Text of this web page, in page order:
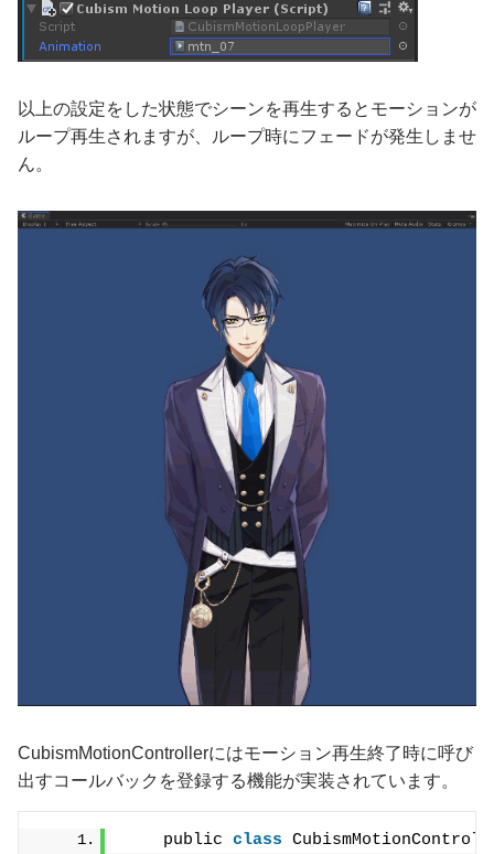
以上の設定をした状態でシーンを再生するとモーションが
ループ再生されますが、ループ時にフェードが発生しませ
ん。
CubismMotionControllerにはモーション再生終了時に呼び
出すコールバックを登録する機能が実装されています。
    public
class